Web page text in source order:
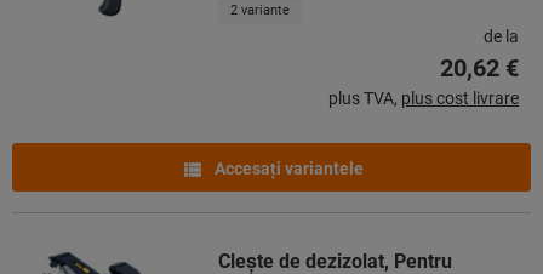
2 variante
de la
20,62 €
plus TVA, plus cost livrare
Accesaţi variantele
Cleşte de dezizolat, Pentru